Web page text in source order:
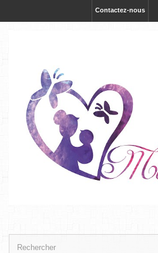
Contactez-nous